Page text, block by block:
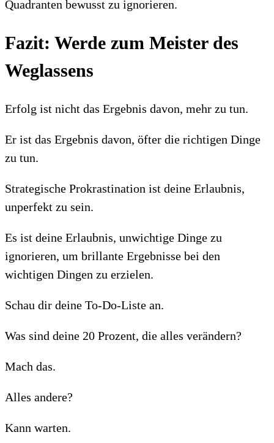
Quadranten bewusst zu ignorieren.
Fazit: Werde zum Meister des
Weglassens
Erfolg ist nicht das Ergebnis davon, mehr zu tun.
Er ist das Ergebnis davon, öfter die richtigen Dinge
zu tun.
Strategische Prokrastination ist deine Erlaubnis,
unperfekt zu sein.
Es ist deine Erlaubnis, unwichtige Dinge zu
ignorieren, um brillante Ergebnisse bei den
wichtigen Dingen zu erzielen.
Schau dir deine To-Do-Liste an.
Was sind deine 20 Prozent, die alles verändern?
Mach das.
Alles andere?
Kann warten.